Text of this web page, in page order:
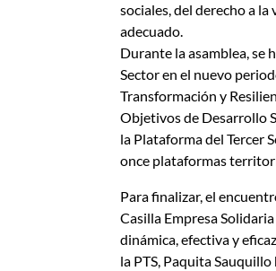
sociales, del derecho a
adecuado.
Durante la asamblea, se
Sector en el nuevo
Transformación y
Objetivos de Desarrollo
la Plataforma del Tercer
once plataformas
Para finalizar, el
Casilla Empresa
dinámica, efectiva y
la PTS, Paquita